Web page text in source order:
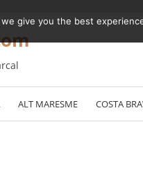
ALT MARESME COSTA
give you the best